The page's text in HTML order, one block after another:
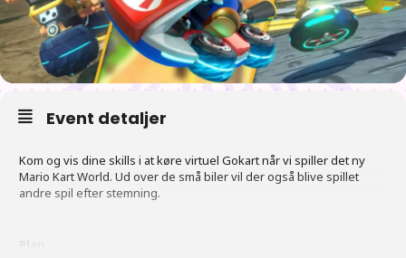
Event detaljer
Kom og vis dine skills i at køre virtuel Gokart når vi spiller det ny
Mario Kart World. Ud over de små biler vil der også blive spillet
andre spil efter stemning.